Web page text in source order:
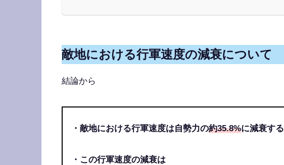
敵地における行軍速度の減衰について
結論から
・敵地における行軍速度は自勢力の約35.8%に減衰する
・この行軍速度の減衰は